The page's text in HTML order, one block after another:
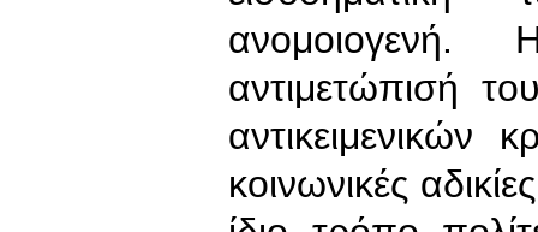
ανομοιογενή.
αντιμετώπισή
αντικειμενικών
κοινωνικές